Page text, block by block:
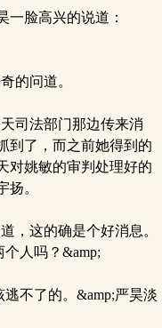
脸高兴的说道：
的问道。
司法部门那边传来消
到了，而之前她得到的
对姚敏的审判处理好的
扬。
，这的确是个好消息。
人吗？&amp;
不了的。&amp;严昊淡